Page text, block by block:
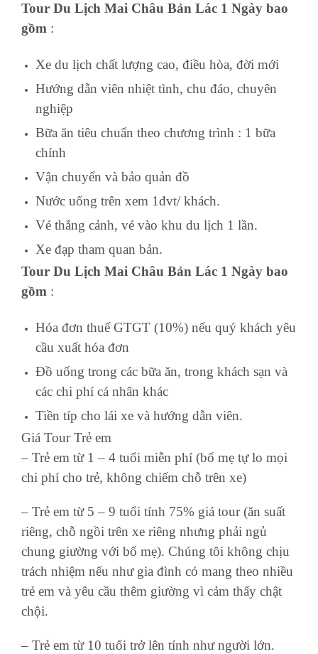
Tour Du Lịch Mai Châu Bản Lác 1 Ngày bao
gồm :
Xe du lịch chất lượng cao, điều hòa, đời mới
Hướng dẫn viên nhiệt tình, chu đáo, chuyên
nghiệp
Bữa ăn tiêu chuẩn theo chương trình : 1 bữa
chính
Vận chuyển và bảo quản đồ
Nước uống trên xem 1đvt/ khách.
Vé thắng cảnh, vé vào khu du lịch 1 lần.
Xe đạp tham quan bản.
Tour Du Lịch Mai Châu Bản Lác 1 Ngày bao
gồm :
Hóa đơn thuế GTGT (10%) nếu quý khách yêu
cầu xuất hóa đơn
Đồ uống trong các bữa ăn, trong khách sạn và
các chi phí cá nhân khác
Tiền típ cho lái xe và hướng dẫn viên.
Giá Tour Trẻ em
– Trẻ em từ 1 – 4 tuổi miễn phí (bố mẹ tự lo mọi
chi phí cho trẻ, không chiếm chỗ trên xe)
– Trẻ em từ 5 – 9 tuổi tính 75% giá tour (ăn suất
riêng, chỗ ngồi trên xe riêng nhưng phải ngủ
chung giường với bố mẹ). Chúng tôi không chịu
trách nhiệm nếu như gia đình có mang theo nhiều
trẻ em và yêu cầu thêm giường vì cảm thấy chật
chội.
– Trẻ em từ 10 tuổi trở lên tính như người lớn.